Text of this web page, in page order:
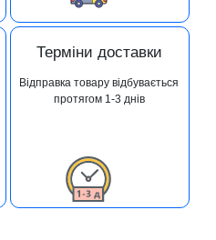
Терміни доставки
Відправка товару відбувається
протягом 1-3 днів